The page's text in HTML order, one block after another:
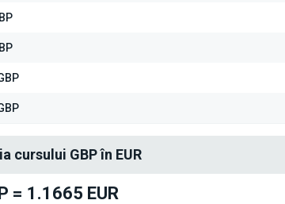
cursului GBP în EUR
= 1.1665 EUR